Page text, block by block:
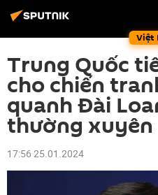
Việt
Trung Quốc
cho chiến
quanh Đài
thường xuyên
17:56 25.01.2024